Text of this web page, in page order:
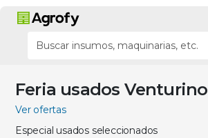
Feria usados Venturino
Ver ofertas
Especial usados seleccionados